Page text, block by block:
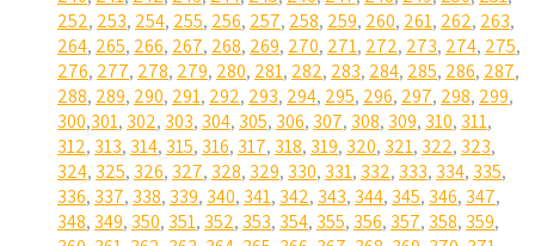
252, 253, 254, 255, 256, 257, 258, 259, 260, 261, 262, 263,
264, 265, 266, 267, 268, 269, 270, 271, 272, 273, 274, 275,
276, 277, 278, 279, 280, 281, 282, 283, 284, 285, 286, 287,
288, 289, 290, 291, 292, 293, 294, 295, 296, 297, 298, 299,
300,301, 302, 303, 304, 305, 306, 307, 308, 309, 310, 311,
312, 313, 314, 315, 316, 317, 318, 319, 320, 321, 322, 323,
324, 325, 326, 327, 328, 329, 330, 331, 332, 333, 334, 335,
336, 337, 338, 339, 340, 341, 342, 343, 344, 345, 346, 347,
348, 349, 350, 351, 352, 353, 354, 355, 356, 357, 358, 359,